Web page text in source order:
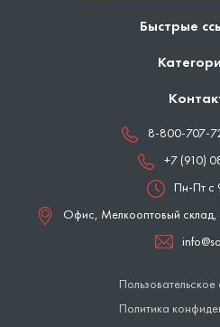
Быстрые
8-800-707-
+7 (910)
Пн-Пт с
Офис, Мелкооптовый склад,
Политика